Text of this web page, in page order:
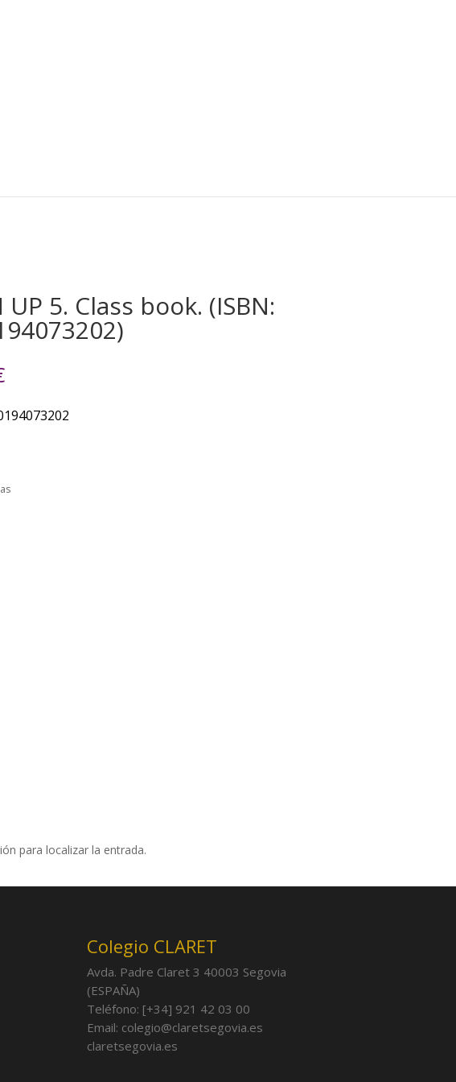
UP 5. Class book. (ISBN:
para localizar la entrada.
Colegio CLARET
Avda. Padre Claret 3 40003 Segovia
(ESPAÑA)
Teléfono: [+34] 921 42 03 00
Email: colegio@claretsegovia.es
claretsegovia.es